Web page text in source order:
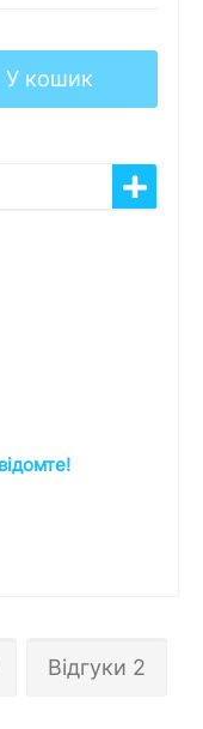
У кошик
Відгуки 2